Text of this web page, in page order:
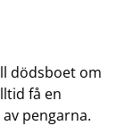
dödsboet om
få en
pengarna.